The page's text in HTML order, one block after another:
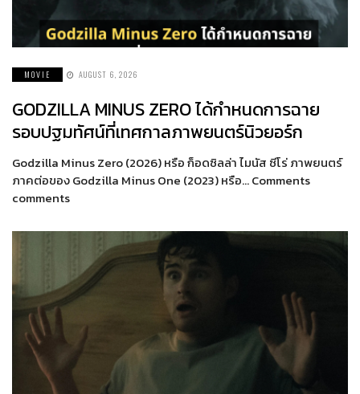
MOVIE AUGUST 6, 2026
GODZILLA MINUS ZERO ได้กำหนดการฉาย
รอบปฐมทัศน์ที่เทศกาลภาพยนตร์นิวยอร์ก
Godzilla Minus Zero (2026) หรือ ก็อดซิลล่า ไมนัส ซีโร่ ภาพยนตร์
ภาคต่อของ Godzilla Minus One (2023) หรือ… Comments
comments